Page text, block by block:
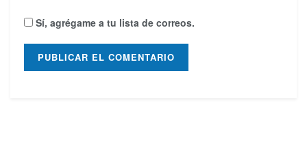
Sí, agrégame a tu lista de correos.